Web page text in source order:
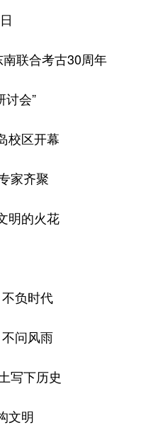
南联合考古30周年
讨会”
校区开幕
家齐聚
明的火花
负时代
问风雨
写下历史
文明